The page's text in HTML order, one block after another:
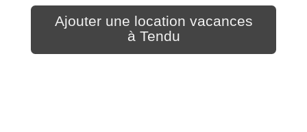
Ajouter une location vacances
à Tendu